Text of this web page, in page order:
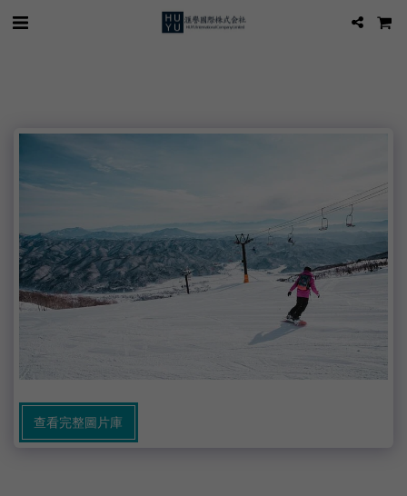
查看完整圖片庫